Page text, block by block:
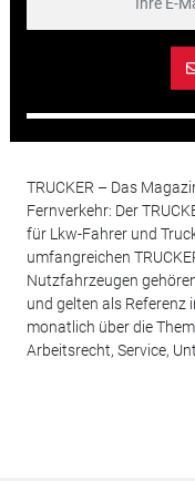
TRUCKER – Das
Fernverkehr: Der
für Lkw-Fahrer und
umfangreichen
Nutzfahrzeugen
und gelten als Referenz
monatlich über die
Arbeitsrecht, Service,